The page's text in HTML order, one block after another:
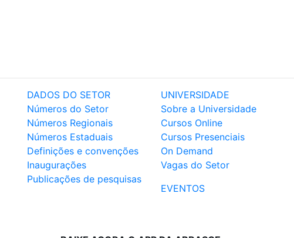
DADOS DO SETOR
Números do Setor
Números Regionais
Números Estaduais
Definições e convenções
Inaugurações
Publicações de pesquisas
UNIVERSIDADE
Sobre a Universidade
Cursos Online
Cursos Presenciais
On Demand
Vagas do Setor
EVENTOS